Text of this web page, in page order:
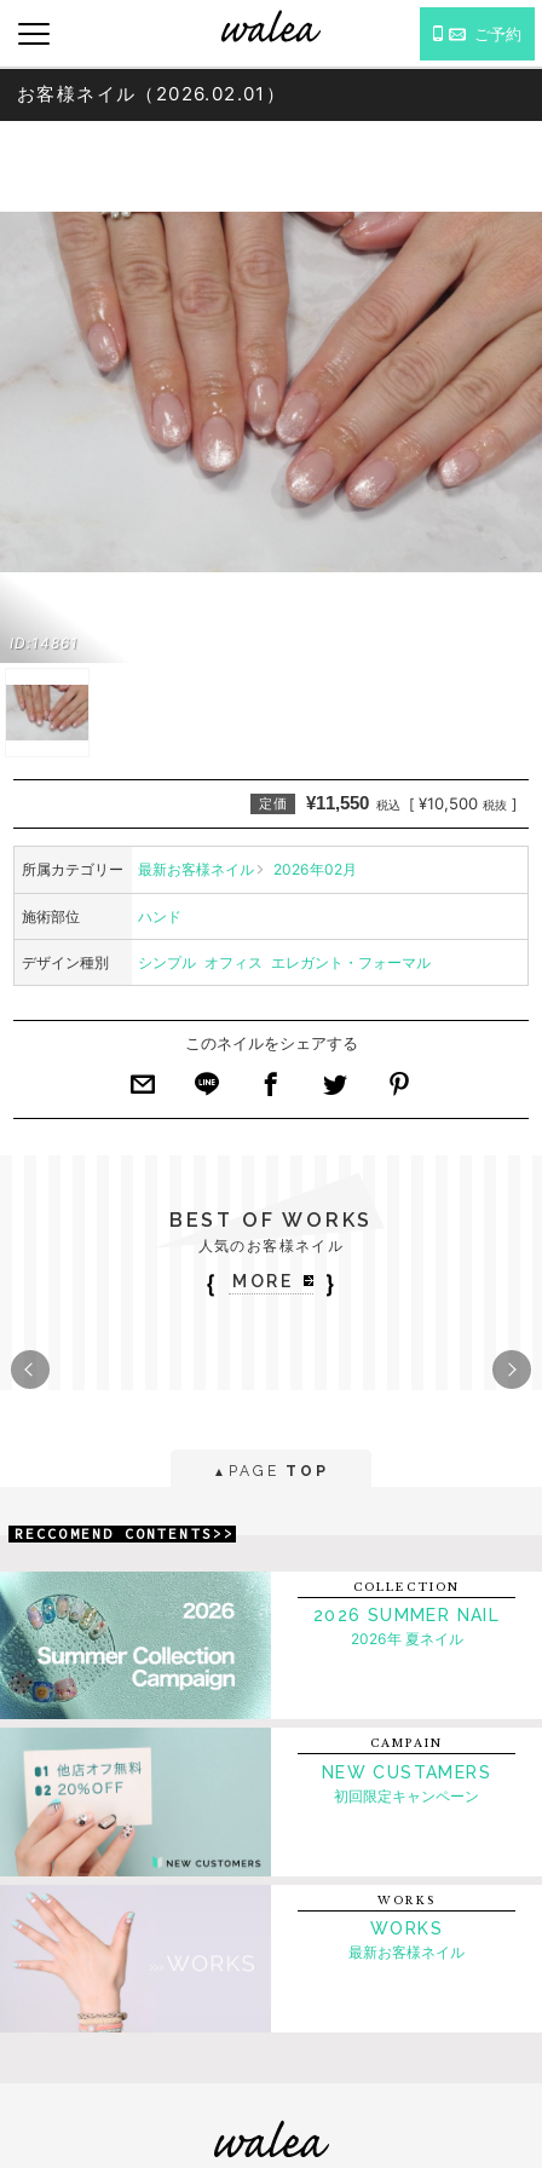
ご予約
ID:14861
お客様ネイル（2026.02.01）
定価 ¥11,550 税込 [ ¥10,500 税抜 ]
所属カテゴリー 最新お客様ネイル 2026年02月
施術部位 ハンド
デザイン種別 シンプル オフィス エレガント・フォーマル
このネイルをシェアする
BEST OF WORKS
人気のお客様ネイル
｛ MORE ｝
▲ PAGE TOP
RECCOMEND CONTENTS>>
COLLECTION
2026 SUMMER NAIL
2026年 夏ネイル
CAMPAIN
NEW CUSTAMERS
初回限定キャンペーン
WORKS
WORKS
最新お客様ネイル